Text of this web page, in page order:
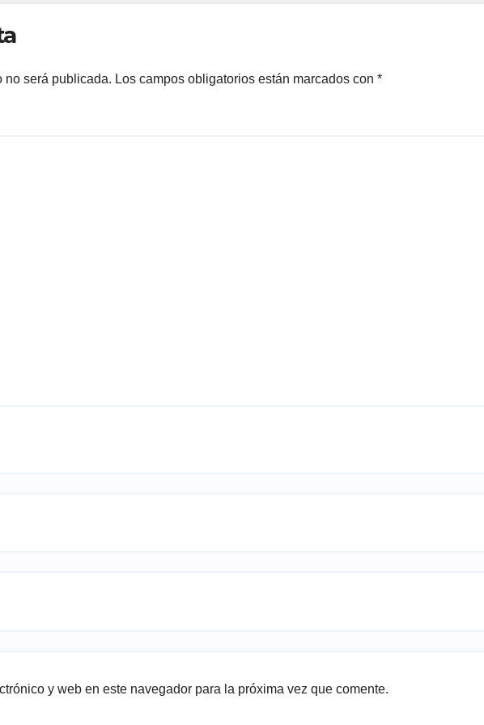
no será publicada. Los campos obligatorios están marcados con *
y web en este navegador para la próxima vez que comente.